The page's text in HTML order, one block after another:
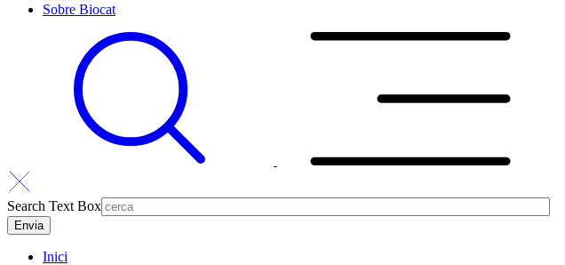
Sobre Biocat
Search Text Box
Inici